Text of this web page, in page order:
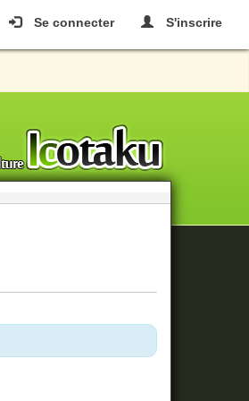
Se connecter S'inscrire